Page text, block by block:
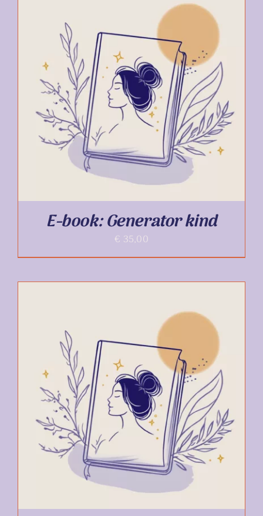
TOEVOEGEN AAN WINKELWAGEN / DETAILS
E-book: Generator kind
€ 35,00
TOEVOEGEN AAN WINKELWAGEN / DETAILS